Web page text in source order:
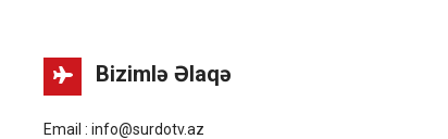
Bizimlə Əlaqə
Email : info@surdotv.az